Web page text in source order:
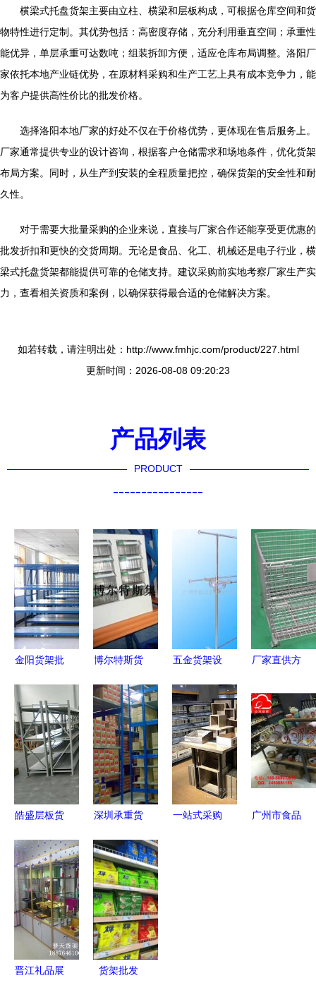
横梁式托盘货架主要由立柱、横梁和层板构成，可根据仓库空间和货
物特性进行定制。其优势包括：高密度存储，充分利用垂直空间；承重性
能优异，单层承重可达数吨；组装拆卸方便，适应仓库布局调整。洛阳厂
家依托本地产业链优势，在原材料采购和生产工艺上具有成本竞争力，能
为客户提供高性价比的批发价格。
选择洛阳本地厂家的好处不仅在于价格优势，更体现在售后服务上。
厂家通常提供专业的设计咨询，根据客户仓储需求和场地条件，优化货架
布局方案。同时，从生产到安装的全程质量把控，确保货架的安全性和耐
久性。
对于需要大批量采购的企业来说，直接与厂家合作还能享受更优惠的
批发折扣和更快的交货周期。无论是食品、化工、机械还是电子行业，横
梁式托盘货架都能提供可靠的仓储支持。建议采购前实地考察厂家生产实
力，查看相关资质和案例，以确保获得最合适的仓储解决方案。
如若转载，请注明出处：http://www.fmhjc.com/product/227.html
更新时间：2026-08-08 09:20:23
产品列表
PRODUCT
----------------
金阳货架批
解决方案，
从工厂货架
到精品展柜
的专业供应
博尔特斯货
型仓储解决
方案专家
五金货架设
发 一站式
采购解决方
案
厂家直供方
货架批发
提升仓储效
率的关键
皓盛层板货
用，价格亲
民，任意调
节，方便取
货
深圳承重货
公斤重型仓
储解决方案
与广东批发
厂家指南
一站式采购
广州市食品
晋江礼品展
货架批发